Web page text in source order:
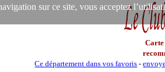
sur ce site, vous acceptez
Carte
Ce département dans vos favoris -